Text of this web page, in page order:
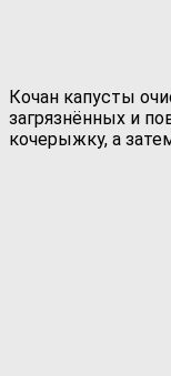
Кочан капусты
загрязнённых и
кочерыжку, а